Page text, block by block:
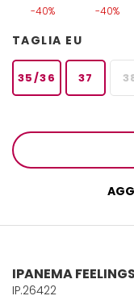
-40% -40%
TAGLIA EU
35/36 37
IPANEMA
IP.26422